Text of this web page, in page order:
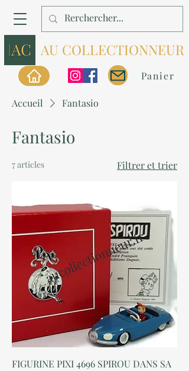
AU COLLECTIONNEUR
Panier
Accueil Fantasio
Fantasio
7 articles Filtrer et trier
FIGURINE PIXI 4696 SPIROU DANS SA